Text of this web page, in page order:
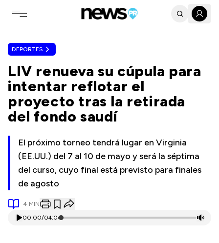
Toggle navigation menu
DEPORTES
LIV renueva su cúpula para
intentar reflotar el
proyecto tras la retirada
del fondo saudí
El próximo torneo tendrá lugar en Virginia
(EE.UU.) del 7 al 10 de mayo y será la séptima
del curso, cuyo final está previsto para finales
de agosto
4 MIN
00:00/04:04